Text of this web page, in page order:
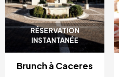
RÉSERVATION
INSTANTANÉE
Brunch à Caceres